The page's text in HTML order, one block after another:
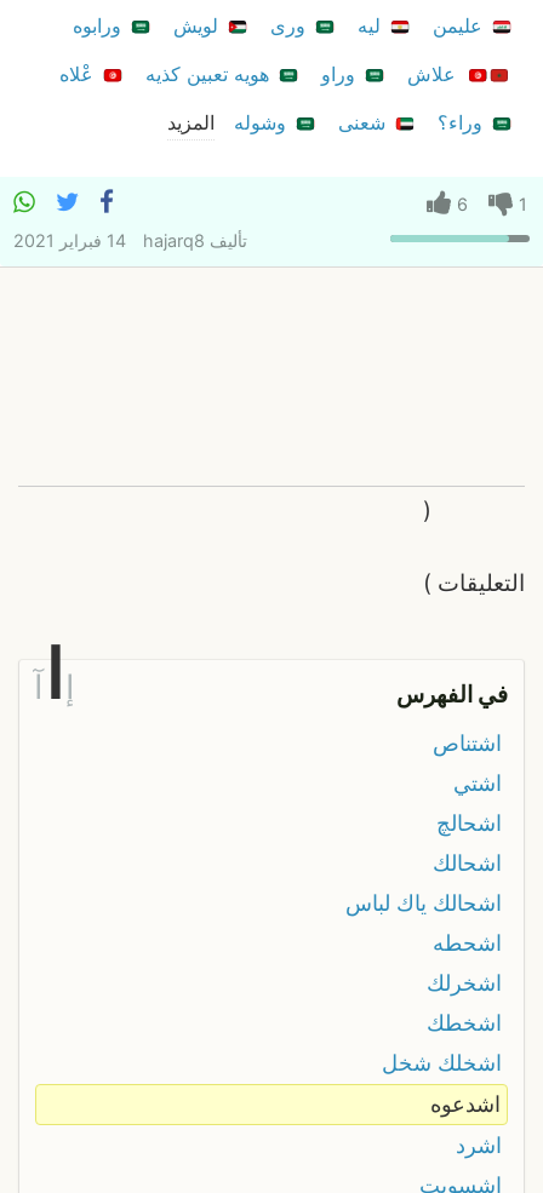
عليمن
ليه ورى لويش
ورابوه
علاش
وراو هويه تعبين كذيه
عْلاه
وراء؟
شعنى وشوله المزيد
1
6
تأليف hajarq8 14 فبراير 2021
التعليقات
(
)
في الفهرس إ آ
اشتناص
اشتي
اشحالچ
اشحالك
اشحالك ياك لباس
اشحطه
اشخرلك
اشخطك
اشخلك شخل
اشدعوه
اشرد
اشسويت